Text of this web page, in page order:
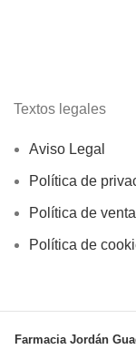
Textos legales
Aviso Legal
Política de
Política de
Política de
Farmacia Jordán